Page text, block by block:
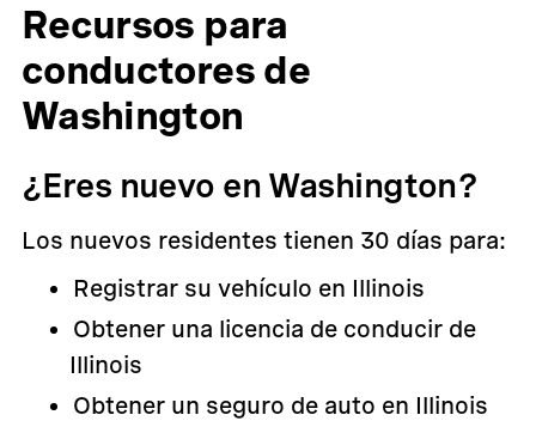
Recursos para
conductores de
Washington
¿Eres nuevo en Washington?
Los nuevos residentes tienen 30 días para:
Registrar su vehículo en Illinois
Obtener una licencia de conducir de
Illinois
Obtener un seguro de auto en Illinois